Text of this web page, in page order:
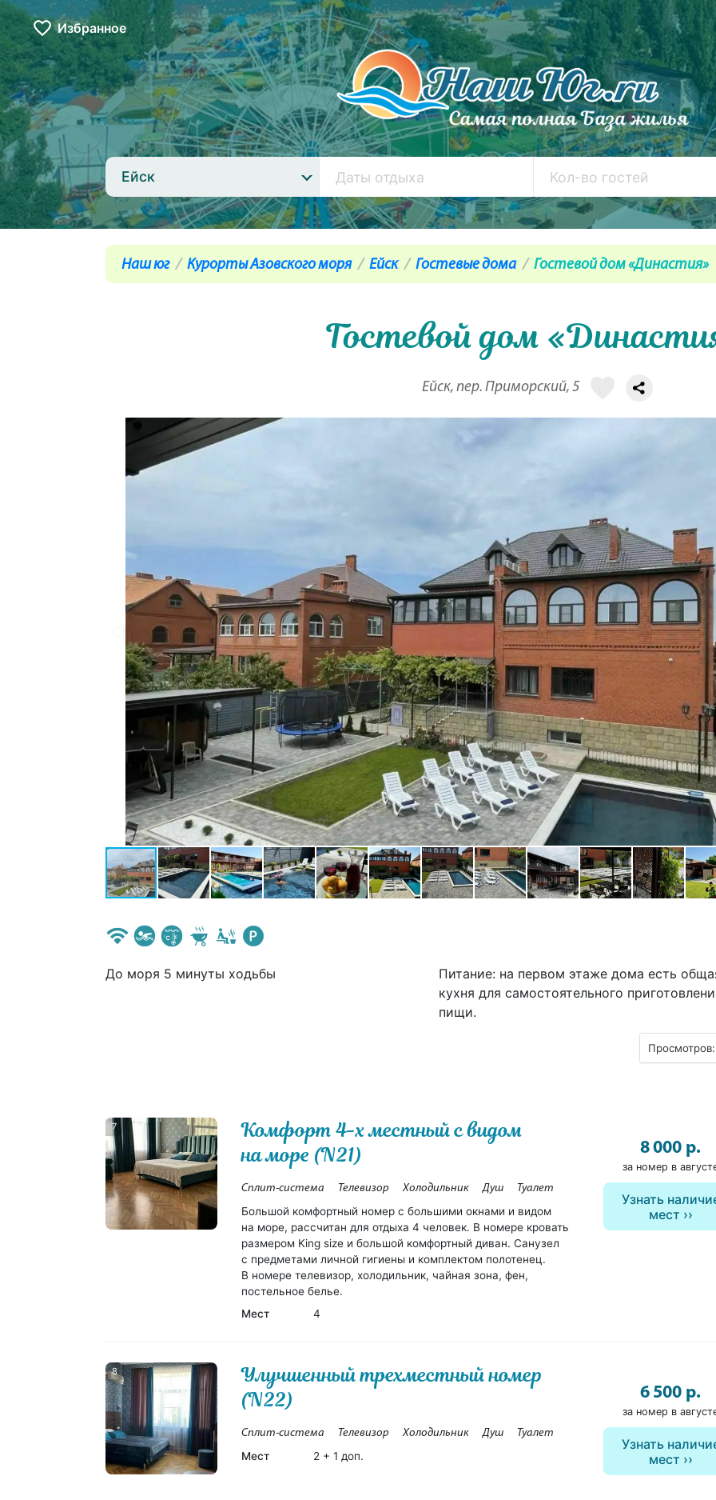
Избранное
Ейск
Наш юг Курорты Азовского моря Ейск Гостевые дома Гостевой дом «Династия»
Гостевой дом
Ейск, пер. Приморский, 5
До моря 5 минуты ходьбы
Питание: на первом этаже дома есть
кухня для самостоятельного
пищи.
7
Комфорт 4-х местный с видом
на море (N21)
Сплит-система Телевизор Холодильник Душ Туалет
Большой комфортный номер с большими окнами и видом
на море, рассчитан для отдыха 4 человек. В номере кровать
размером King size и большой комфортный диван. Санузел
с предметами личной гигиены и комплектом полотенец.
В номере телевизор, холодильник, чайная зона, фен,
постельное белье.
Мест
4
8 000 р.
за номер в
Узнать
мест
8
Улучшенный трехместный номер
(N22)
Сплит-система Телевизор Холодильник Душ Туалет
Мест 2 + 1 доп.
6 500 р.
за номер в
Узнать
мест